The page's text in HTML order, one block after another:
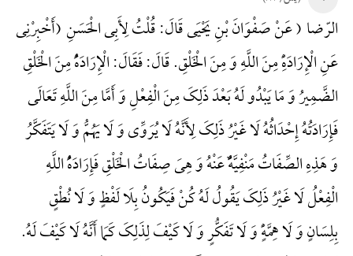
الرّضا ( عَنْ صَفْوَانَ بْنِ یَحْیَی قَالَ: قُلْتُ لِأَبِی الْحَسَنِ (أَخْبِرْنِی
عَنِ الْإِرَادَهًِْ مِنَ اللَّهِ وَ مِنَ الْخَلْقِ. قَالَ: فَقَالَ: الْإِرَادَهًُْ مِنَ الْخَلْقِ
الضَّمِیرُ وَ مَا یَبْدُو لَهُ بَعْدَ ذَلِکَ مِنَ الْفِعْلِ وَ أَمَّا مِنَ اللَّهِ تَعَالَی
فَإِرَادَتُهُ إِحْدَاثُهُ لَا غَیْرُ ذَلِکَ لِأَنَّهُ لَا یُرَوِّی وَ لَا یَهُمُّ وَ لَا یَتَفَکَّرُ
وَ هَذِهِ الصِّفَاتُ مَنْفِیَّهًٌْ عَنْهُ وَ هِیَ صِفَاتُ الْخَلْقِ فَإِرَادَهًُْ اللَّهِ
الْفِعْلُ لَا غَیْرُ ذَلِکَ یَقُولُ لَهُ کُنْ فَیَکُونُ بِلَا لَفْظٍ وَ لَا نُطْقٍ
بِلِسَانٍ وَ لَا هِمَّهًٍْ وَ لَا تَفَکُّرٍ وَ لَا کَیْفَ لِذَلِکَ کَمَا أَنَّهُ لَا کَیْفَ لَهُ.